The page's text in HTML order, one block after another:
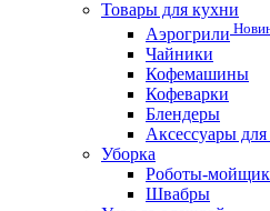
Товары для кухни
Аэрогрили
Чайники
Кофемашины
Кофеварки
Блендеры
Аксессуары
Уборка
Роботы-
Швабры